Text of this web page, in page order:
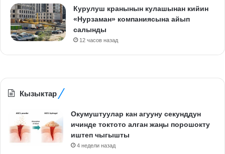
Курулуш кранынын кулашынан кийин
«Нурзаман» компаниясына айып
салынды
12 часов назад
Кызыктар
Окумуштуулар кан агууну секунддун
ичинде токтото алган жаңы порошокту
иштеп чыгышты
4 недели назад